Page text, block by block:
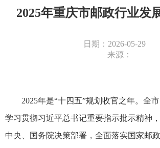
2025年重庆市邮政行业发
日期：2026-05-29
来源：
2025年是“十四五”规划收官之年。全
学习贯彻习近平总书记重要指示批示精神
中央、国务院决策部署，全面落实国家邮